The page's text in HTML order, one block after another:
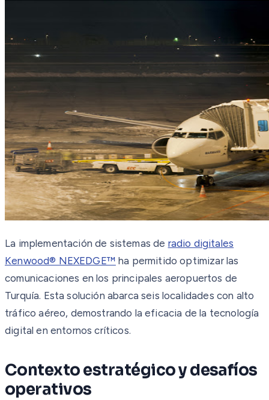
La implementación de sistemas de radio digitales
Kenwood® NEXEDGE™ ha permitido optimizar las
comunicaciones en los principales aeropuertos de
Turquía. Esta solución abarca seis localidades con alto
tráfico aéreo, demostrando la eficacia de la tecnología
digital en entornos críticos.
Contexto estratégico y desafíos
operativos